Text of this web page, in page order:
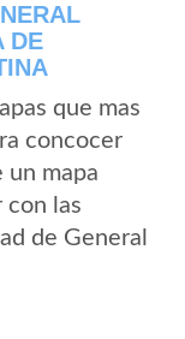
DE
que mas
concocer
un mapa
con las
de General